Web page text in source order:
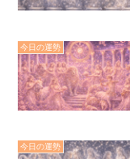
今日の運勢
今日の運勢